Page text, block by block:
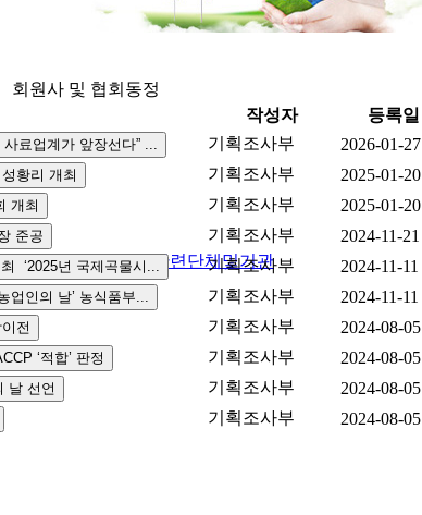
게시판 영상자료실 관련단체및기관
회원사 및 협회동정
작성자 등록일
기획조사부 2026-01-27
기획조사부 2025-01-20
기획조사부 2025-01-20
기획조사부 2024-11-21
기획조사부 2024-11-11
기획조사부 2024-11-11
기획조사부 2024-08-05
기획조사부 2024-08-05
기획조사부 2024-08-05
기획조사부 2024-08-05